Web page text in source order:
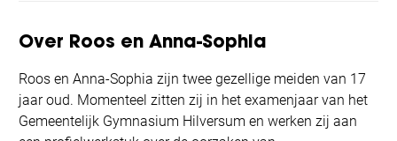
Over Roos en Anna-Sophia
Roos en Anna-Sophia zijn twee gezellige meiden van 17
jaar oud. Momenteel zitten zij in het examenjaar van het
Gemeentelijk Gymnasium Hilversum en werken zij aan